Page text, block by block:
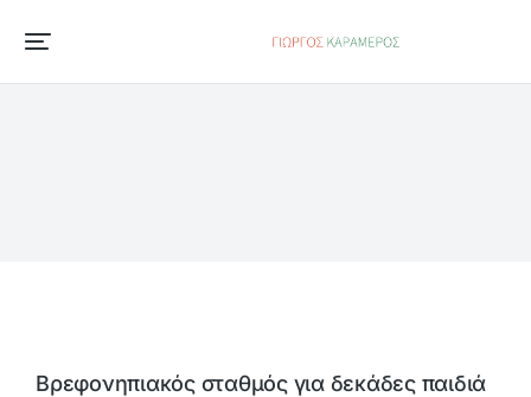
Βρεφονηπιακός σταθμός για δεκάδες παιδιά